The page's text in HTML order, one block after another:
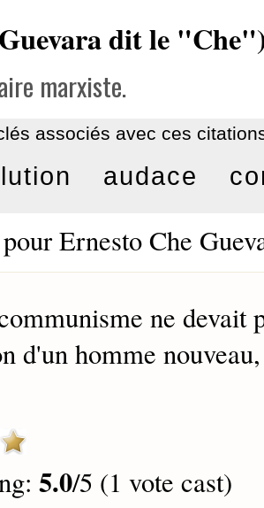
dit le
marxiste.
associés avec ces
audace
Ernesto Che
ne devait
d'un homme
5.0/5 (1 vote cast)